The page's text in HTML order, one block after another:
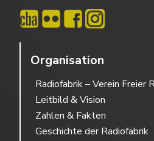
Organisation
Radiofabrik – Verein Freier
Leitbild & Vision
Zahlen & Fakten
Geschichte der Radiofabrik